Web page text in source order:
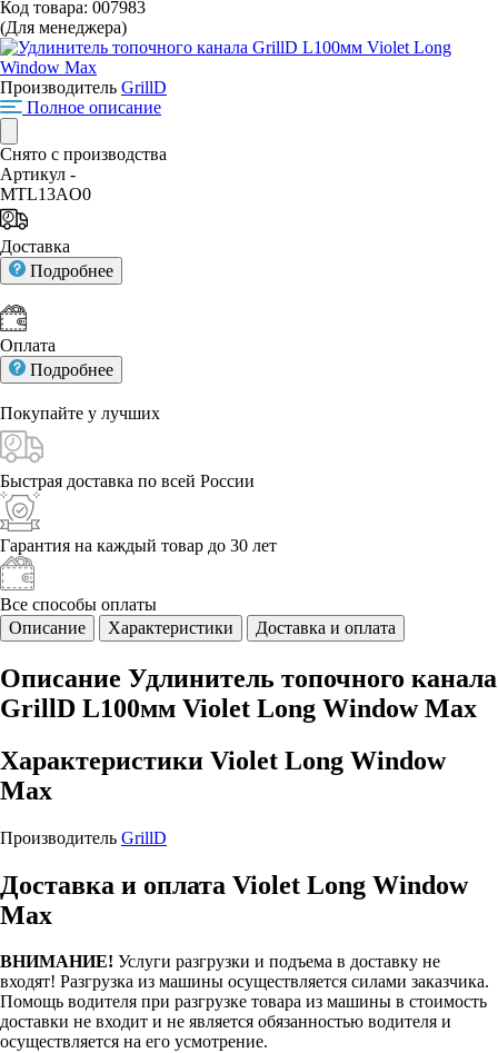
Код товара: 007983
(Для менеджера)
Производитель GrillD
Полное описание
Снято с производства
Артикул -
MTL13AO0
Доставка
Подробнее
Оплата
Подробнее
Покупайте у лучших
Быстрая доставка по всей России
Гарантия на каждый товар до 30 лет
Все способы оплаты
Описание
Характеристики Доставка и оплата
Описание Удлинитель топочного канала
GrillD L100мм Violet Long Window Max
Характеристики Violet Long Window
Max
Производитель GrillD
Доставка и оплата Violet Long Window
Max
ВНИМАНИЕ! Услуги разгрузки и подъема в доставку не
входят! Разгрузка из машины осуществляется силами заказчика.
Помощь водителя при разгрузке товара из машины в стоимость
доставки не входит и не является обязанностью водителя и
осуществляется на его усмотрение.